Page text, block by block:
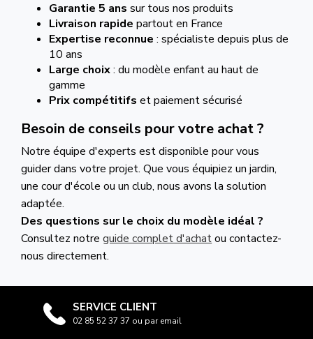
Garantie 5 ans sur tous nos produits
Livraison rapide partout en France
Expertise reconnue : spécialiste depuis plus de
10 ans
Large choix: du modèle enfant au haut de
gamme
Prix compétitifs et paiement sécurisé
Besoin de conseils pour votre achat ?
Notre équipe d'experts est disponible pour vous
guider dans votre projet. Que vous équipiez un jardin,
une cour d'école ou un club, nous avons la solution
adaptée.
Des questions sur le choix du modèle idéal ?
Consultez notreguide complet d'achatou contactez-
nous directement.
SERVICE CLIENT
02 85 52 37 37 ou par email